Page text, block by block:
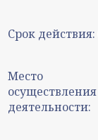
Срок действия:
Место
осуществления
деятельности: